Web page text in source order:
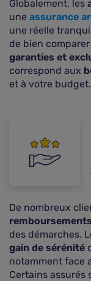
Globalement, les
une assurance
une réelle
de bien
garanties et
correspond aux
et à votre budget.
De nombreux
remboursements
des démarches.
gain de sérénité
notamment face
Certains assurés